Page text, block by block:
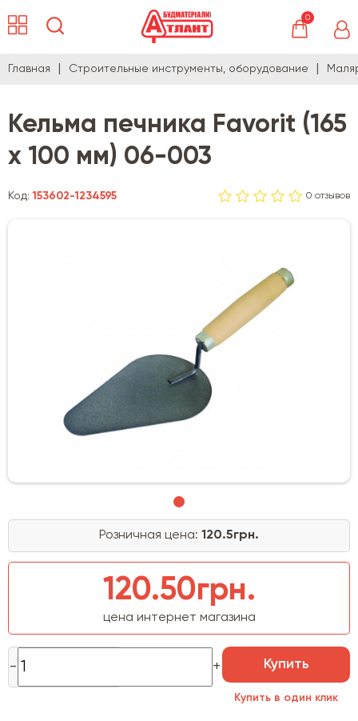
0
Главная Строительные инструменты, оборудование
Кельма печника Favorit (165
х 100 мм) 06-003
Код:153602-1234595 0 отзывов
Розничная цена: 120.5грн.
120.50грн.
цена интернет магазина
Купить
Купить в один клик